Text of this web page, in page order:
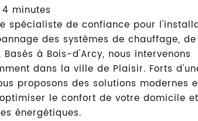
minutes
spécialiste de confiance pour
des systèmes de chauffage,
à Bois-d'Arcy, nous intervenons
dans la ville de Plaisir. Forts
proposons des solutions modernes
le confort de votre domicile
énergétiques.